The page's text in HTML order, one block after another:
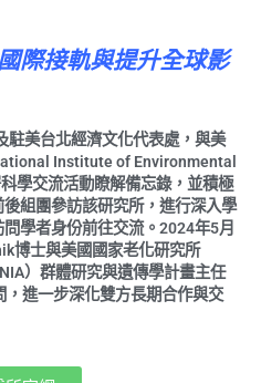
際接軌與提升全球影
駐美台北經濟文化代表處，與美
Institute of Environmental
學交流活動瞭解備忘錄，並積極
組團參訪該研究所，進行深入學
學者身份前往交流。2024年5月
博士與美國國家老化研究所
）群體研究與遺傳學計畫主任
進一步深化雙方長期合作與交